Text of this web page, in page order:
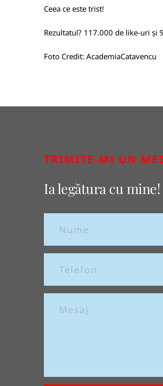
Ceea ce este trist!
Rezultatul? 117.000 de like-uri și
Foto Credit: AcademiaCatavencu
TRIMITE-MI UN
Ia legătura cu mine!